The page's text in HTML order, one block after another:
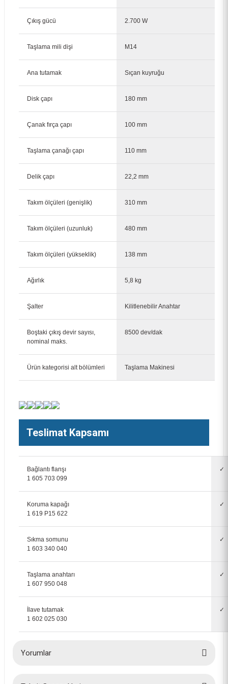
Bosch 180x3 mm Standart Metal Kesme Taşı Düz 2608603167
Bosch 180 mm Granit ve Doğal Taş Kesme Diski Standart 2608602600
Bosch Eco 180mm Elmas Testere Yapı Malzemeleri İçin 2608615030
Çıkış gücü 2.700 W
Taşlama mili dişi M14
Ana tutamak Sıçan kuyruğu
Disk çapı 180 mm
Çanak fırça çapı 100 mm
Taşlama çanağı çapı 110 mm
Delik çapı 22,2 mm
Takım ölçüleri (genişlik) 310 mm
Takım ölçüleri (uzunluk) 480 mm
Takım ölçüleri (yükseklik) 138 mm
Ağırlık 5,8 kg
Şalter Kilitlenebilir Anahtar
Boştaki çıkış devir sayısı,
nominal maks.
8500 dev/dak
Ürün kategorisi alt bölümleri Taşlama Makinesi
Teslimat Kapsamı
Bağlantı flanşı
1 605 703 099
✓
Koruma kapağı
1 619 P15 622
✓
Sıkma somunu
1 603 340 040
✓
Taşlama anahtarı
1 607 950 048
✓
İlave tutamak
1 602 025 030
✓
Yorumlar